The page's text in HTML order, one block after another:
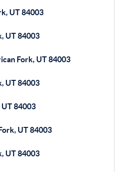
UT 84003
UT 84003
Fork, UT 84003
UT 84003
UT 84003
UT 84003
UT 84003